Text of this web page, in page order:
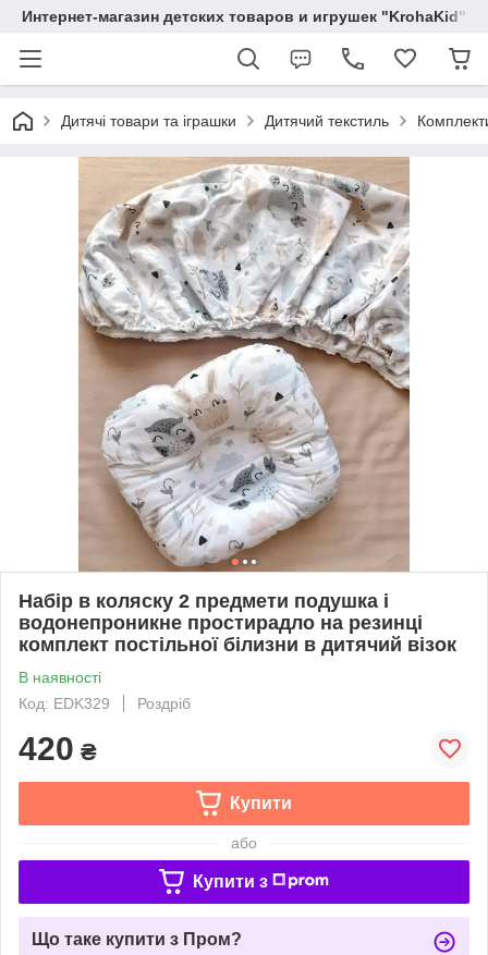
Интернет-магазин детских товаров и игрушек "KrohaKid"
Дитячі товари та іграшки Дитячий текстиль
Набір в коляску 2 предмети подушка і
водонепроникне простирадло на резинці
комплект постільної білизни в дитячий візок
В наявності
Код: EDK329
Роздріб
420 ₴
Купити
або
Купити з
Що таке купити з Пром?